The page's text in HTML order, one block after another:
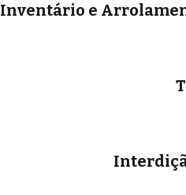
Inventário e